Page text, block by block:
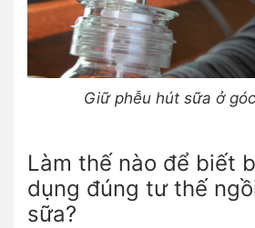
Giữ phễu hút sữa ở
Làm thế nào để biết
dụng đúng tư thế
sữa?